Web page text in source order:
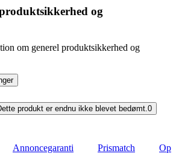
og
om generel produktsikkerhed og
produkt er endnu ikke blevet bedømt.0
Annoncegaranti Prismatch
Op